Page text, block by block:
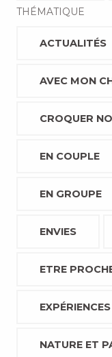
THÉMATIQUE
ACTUALITÉS
AVEC MON
CROQUER
EN COUPLE
EN GROUPE
ENVIES
ETRE
EXPÉRIENCES
NATURE ET